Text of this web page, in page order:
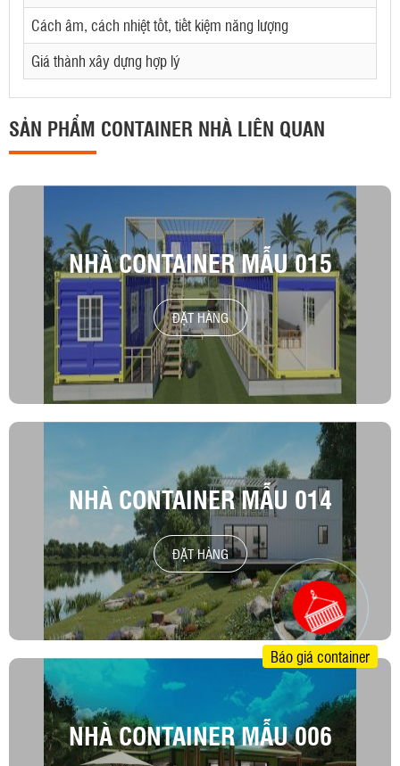
Cách âm, cách nhiệt tốt, tiết kiệm năng lượng
Giá thành xây dựng hợp lý
SẢN PHẨM CONTAINER NHÀ LIÊN QUAN
NHÀ CONTAINER MẪU 015
ĐẶT HÀNG
NHÀ CONTAINER MẪU 014
ĐẶT HÀNG
NHÀ CONTAINER MẪU 006
Báo giá container